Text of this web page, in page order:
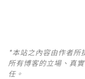
*本站之內容由作者所
所有博客的立場、真
任。